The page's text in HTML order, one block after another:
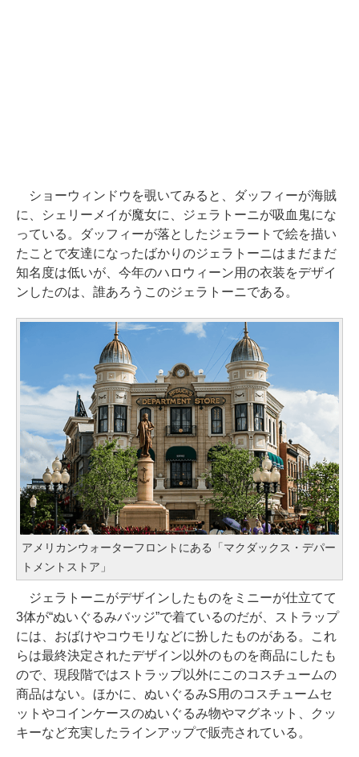
ショーウィンドウを覗いてみると、ダッフィーが海賊
に、シェリーメイが魔女に、ジェラトーニが吸血鬼にな
っている。ダッフィーが落としたジェラートで絵を描い
たことで友達になったばかりのジェラトーニはまだまだ
知名度は低いが、今年のハロウィーン用の衣装をデザイ
ンしたのは、誰あろうこのジェラトーニである。
アメリカンウォーターフロントにある「マクダックス・デパー
トメントストア」
ジェラトーニがデザインしたものをミニーが仕立てて
3体が“ぬいぐるみバッジ”で着ているのだが、ストラップ
には、おばけやコウモリなどに扮したものがある。これ
らは最終決定されたデザイン以外のものを商品にしたも
ので、現段階ではストラップ以外にこのコスチュームの
商品はない。ほかに、ぬいぐるみS用のコスチュームセ
ットやコインケースのぬいぐるみ物やマグネット、クッ
キーなど充実したラインアップで販売されている。